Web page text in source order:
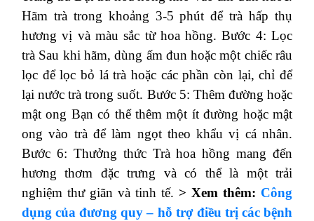
Hãm trà trong khoảng 3-5 phút để trà hấp thụ
hương vị và màu sắc từ hoa hồng. Bước 4: Lọc
trà Sau khi hãm, dùng ấm đun hoặc một chiếc râu
lọc để lọc bỏ lá trà hoặc các phần còn lại, chỉ để
lại nước trà trong suốt. Bước 5: Thêm đường hoặc
mật ong Bạn có thể thêm một ít đường hoặc mật
ong vào trà để làm ngọt theo khẩu vị cá nhân.
Bước 6: Thưởng thức Trà hoa hồng mang đến
hương thơm đặc trưng và có thể là một trải
nghiệm thư giãn và tinh tế. > Xem thêm: Công
dụng của đương quy – hỗ trợ điều trị các bệnh